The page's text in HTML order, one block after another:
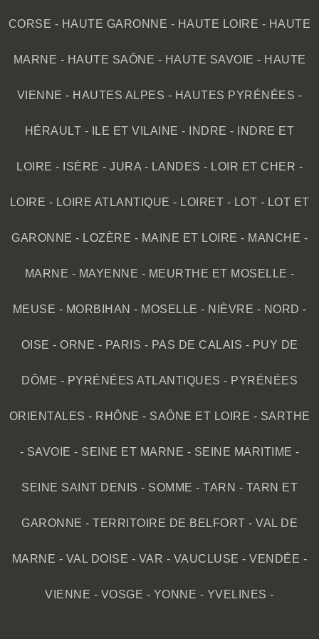
CORSE - HAUTE GARONNE - HAUTE LOIRE - HAUTE
MARNE - HAUTE SAÔNE - HAUTE SAVOIE - HAUTE
VIENNE - HAUTES ALPES - HAUTES PYRÉNÉES -
HÉRAULT - ILE ET VILAINE - INDRE - INDRE ET
LOIRE - ISÈRE - JURA - LANDES - LOIR ET CHER -
LOIRE - LOIRE ATLANTIQUE - LOIRET - LOT - LOT ET
GARONNE - LOZÈRE - MAINE ET LOIRE - MANCHE -
MARNE - MAYENNE - MEURTHE ET MOSELLE -
MEUSE - MORBIHAN - MOSELLE - NIÈVRE - NORD -
OISE - ORNE - PARIS - PAS DE CALAIS - PUY DE
DÔME - PYRÉNÉES ATLANTIQUES - PYRÉNÉES
ORIENTALES - RHÔNE - SAÔNE ET LOIRE - SARTHE
- SAVOIE - SEINE ET MARNE - SEINE MARITIME -
SEINE SAINT DENIS - SOMME - TARN - TARN ET
GARONNE - TERRITOIRE DE BELFORT - VAL DE
MARNE - VAL DOISE - VAR - VAUCLUSE -VENDÉE -
VIENNE - VOSGE - YONNE - YVELINES -